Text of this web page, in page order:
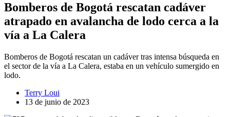
Bomberos de Bogotá rescatan cadáver
atrapado en avalancha de lodo cerca a la
vía a La Calera
Bomberos de Bogotá rescatan un cadáver tras intensa búsqueda en
el sector de la vía a La Calera, estaba en un vehículo sumergido en
lodo.
Terry Loui
13 de junio de 2023